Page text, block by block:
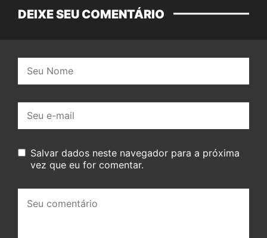
DEIXE SEU COMENTÁRIO
mail:
Salvar dados neste navegador para a próxima
vez que eu for comentar.
comentário: